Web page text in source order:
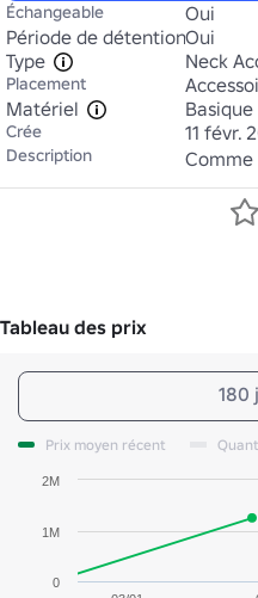
Échangeable
Oui
Période de détentionOui
Type
Neck
Placement
Matériel
Basique
Crée 11 févr.
Description Comme
Tableau des prix
180
Prix moyen récent
0
1M
2M